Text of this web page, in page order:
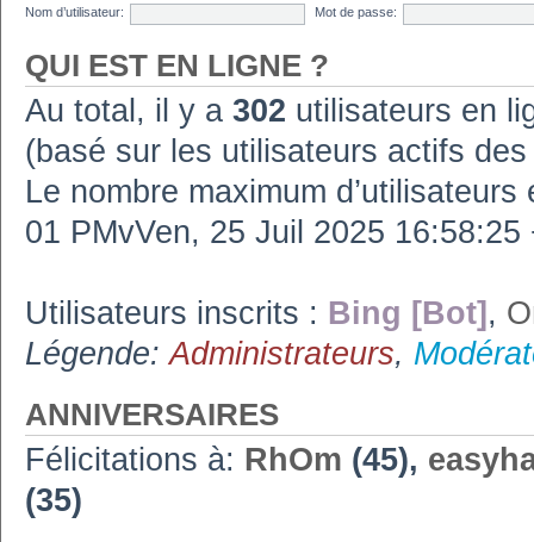
Nom d’utilisateur:
Mot de passe:
QUI EST EN LIGNE ?
Au total, il y a 302 utilisateurs en
(basé sur les utilisateurs actifs
Le nombre maximum
01 PMvVen, 25 Juil 2025
Utilisateurs inscrits : Bing [Bot] ,
Légende:Administrateurs,
ANNIVERSAIRES
Félicitations à: RhOm (45),
(35)